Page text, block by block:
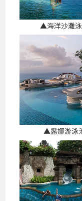
▲海洋沙灘
▲露娜游泳